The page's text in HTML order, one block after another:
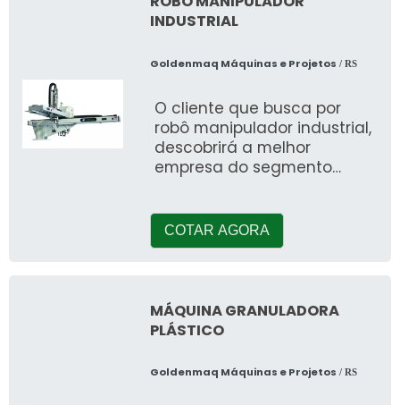
INDUSTRIAL
Goldenmaq Máquinas e Projetos / RS
O cliente que busca por
robô manipulador industrial,
descobrirá a melhor
empresa do segmento
e acha
COTAR AGORA
MÁQUINA GRANULADORA
PLÁSTICO
Goldenmaq Máquinas e Projetos / RS